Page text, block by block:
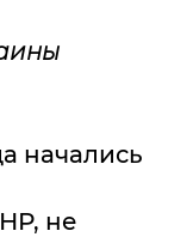
начались
не